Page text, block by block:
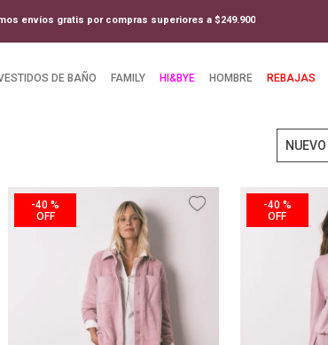
envíos gratis por compras superiores a $249.900
DE BAÑO FAMILY HI&BYE HOMBRE REBAJAS
NUEVO
-40 % -40 %